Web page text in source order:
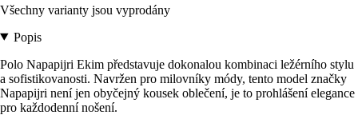
Všechny varianty jsou vyprodány
Popis
Polo Napapijri Ekim představuje dokonalou kombinaci ležérního stylu
a sofistikovanosti. Navržen pro milovníky módy, tento model značky
Napapijri není jen obyčejný kousek oblečení, je to prohlášení elegance
pro každodenní nošení.